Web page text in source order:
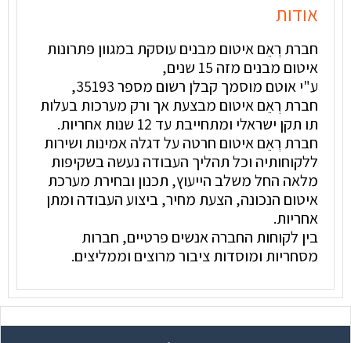
אודות
חברת רְאֵם איטום מבנים עוסקת במגוון פתרונות
איטום מבנים מזה 15 שנים,
ע"י אוטם מוסמך קבלן רשום מספר 35193,
חברת רְאֵם איטום מבצעת אך ורק מערכות בעלות
תו תקן ישראלי ומתחייבת עד 12 שנות אחריות.
חברת רְאֵם איטום חרטה על דגלה אמינות ושירות
ללקוחותיה וכל תהליך העבודה נעשה בשקיפות
מלאה החל משלב הייעוץ, תכנון ובחירת מערכת
איטום הנכונה, הצעת מחיר, ביצוע העבודה ומתן
אחריות.
בין לקוחות החברה אנשים פרטיים, חברות
מסחריות ומוסדות ציבור מרוצים וממליצים.